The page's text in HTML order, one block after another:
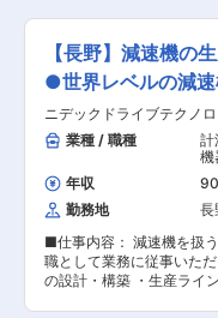
て幅広い技術を習得でき
る省力化・自動化に貢献できる 「モノづ
き」「自分が作ったもの
いを持つ方を歓迎します。
ナツ・半生菓子を手掛け
る販路拡大に向けて、関
「即戦力の営業メンバー」を
的には： 食品卸（問屋）
のルート営業・新規営業
新規既存割合：既存顧客
営業あり） ◇顧客先：問
手法：訪問 ◇チーム構成
リアを担当しているチー
（大阪府がメイン／社有
担） ◇月1回程度、本社（
ります。 ■入社後の業務割り振り等について：
入社日まで、または入社
ーションを行いますが、
社員から業務を覚えてい
もおおむね変わりはござ
【長野】減速機の
●世界レベルの減
業
ニデックドライブテクノ
業種 / 職種
計
機
IE
開
ブ
年収
勤務地
長
■仕事内容： 減速機を扱
職として業務に従事いただきます。
の設計・構築 ・生産ライ